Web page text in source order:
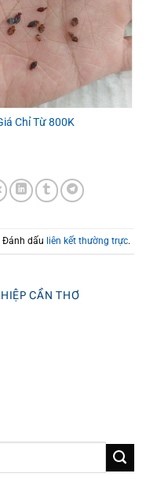
Chỉ Từ 800K
Đánh dấu liên kết thường trực.
CẦN THƠ